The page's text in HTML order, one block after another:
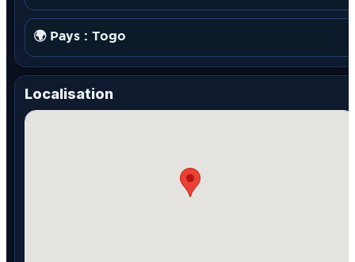
🌍 Pays : Togo
Localisation